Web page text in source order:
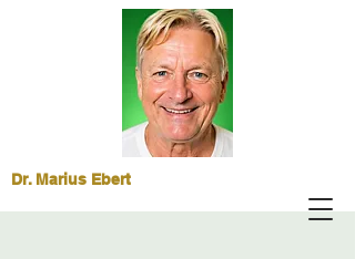
Dr. Marius Ebert